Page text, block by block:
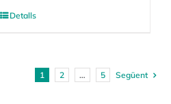
Detalls
1 2 … 5 Següent